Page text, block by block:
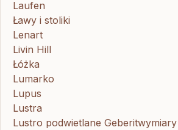
Laufen
Ławy i stoliki
Lenart
Livin Hill
Łóżka
Lumarko
Lupus
Lustra
Lustro podwietlane Geberitwymiary